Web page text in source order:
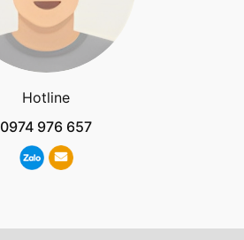
Hotline
0974 976 657